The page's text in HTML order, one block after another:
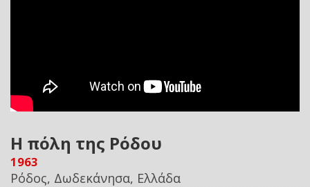
Η πόλη της Ρόδου
1963
Ρόδος, Δωδεκάνησα, Ελλάδα